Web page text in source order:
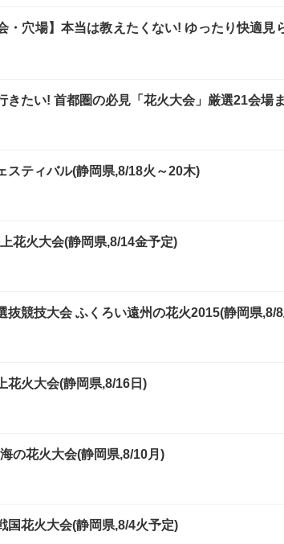
・穴場】本当は教えたくない! ゆったり快適見
きたい! 首都圏の必見「花火大会」厳選21会場
スティバル(静岡県,8/18火～20木)
花火大会(静岡県,8/14金予定)
抜競技大会 ふくろい遠州の花火2015(静岡県,8/
花火大会(静岡県,8/16日)
の花火大会(静岡県,8/10月)
国花火大会(静岡県,8/4火予定)